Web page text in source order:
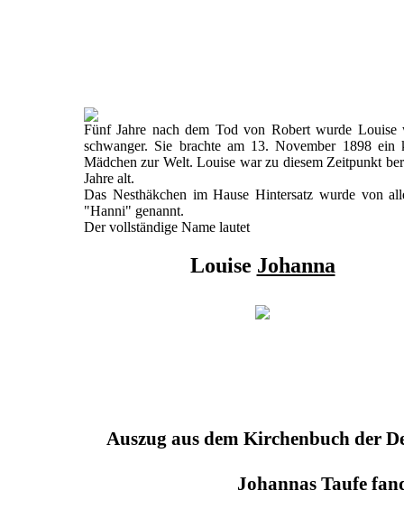
Fünf Jahre nach dem Tod von Robert wurde Louise
schwanger. Sie brachte am 13. November 1898 ein
Mädchen zur Welt. Louise war zu diesem Zeitpunkt
Jahre alt.
Das Nesthäkchen im Hause Hintersatz wurde von
"Hanni" genannt.
Der vollständige Name lautet
Louise Johanna
Auszug aus dem Kirchenbuch der
Johannas Taufe